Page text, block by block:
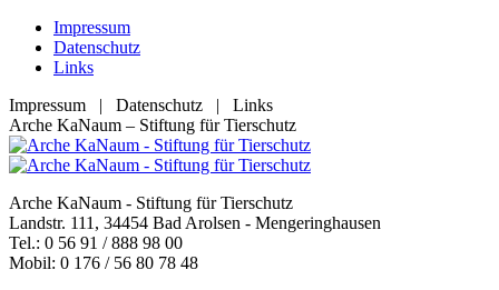
Zum
Inhalt
springen
Impressum
Datenschutz
Links
Impressum | Datenschutz | Links
Facebook
page
opens
new
window
YouTube
page
opens
new
window
RSS
page
opens
new
window
E-
Mail
page
in
new
window
Arche KaNaum – Stiftung für Tierschutz
Arche KaNaum - Stiftung für Tierschutz
Landstr. 111, 34454 Bad Arolsen - Mengeringhausen
Tel.: 0 56 91 / 888 98 00
Mobil: 0 176 / 56 80 78 48